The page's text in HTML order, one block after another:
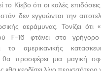
Κίεβο ότι οι καλές
δεν εγγυώνται την
αεράμυνας. Τονίζει ότι
F-16 φτάνει στο
το αμερικανικής
προσφέρει μια μαγική